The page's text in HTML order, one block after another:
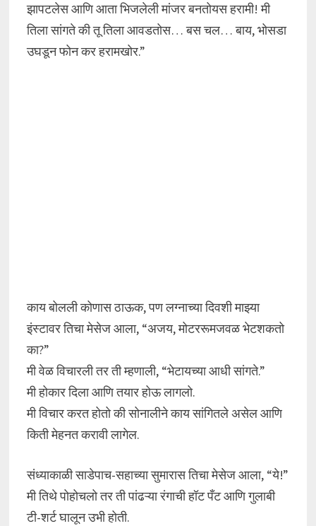
झापटलेस आणि आता भिजलेली मांजर बनतोयस हरामी! मी
तिला सांगते की तू तिला आवडतोस… बस चल… बाय, भोसडा
उघडून फोन कर हरामखोर.”
काय बोलली कोणास ठाऊक, पण लग्नाच्या दिवशी माझ्या
इंस्टावर तिचा मेसेज आला, “अजय, मोटररूमजवळ भेटशकतो
का?”
मी वेळ विचारली तर ती म्हणाली, “भेटायच्या आधी सांगते.”
मी होकार दिला आणि तयार होऊ लागलो.
मी विचार करत होतो की सोनालीने काय सांगितले असेल आणि
किती मेहनत करावी लागेल.
संध्याकाळी साडेपाच-सहाच्या सुमारास तिचा मेसेज आला, “ये!”
मी तिथे पोहोचलो तर ती पांढऱ्या रंगाची हॉट पँट आणि गुलाबी
टी-शर्ट घालून उभी होती.